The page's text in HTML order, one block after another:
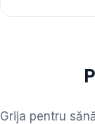
Grija pentru